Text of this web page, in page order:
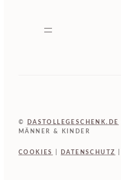
© DASTOLLEGESCHENK.DE
MÄNNER & KINDER
COOKIES DATENSCHUTZ